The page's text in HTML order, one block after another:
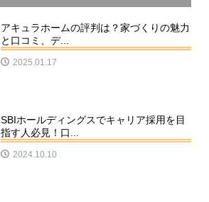
アキュラホームの評判は？家づくりの魅力
と口コミ、デ...
2025.01.17
SBIホールディングスでキャリア採用を目
指す人必見！口...
2024.10.10